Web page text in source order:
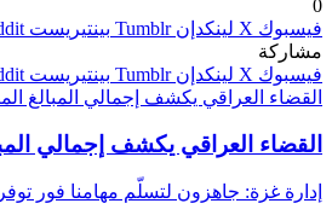
0
فيسبوك ‫X لينكدإن بينتيريست
مشاركة
فيسبوك ‫X لينكدإن بينتيريست
القضاء العراقي يكشف إجمالي المبالغ
القضاء العراقي يكشف إجمالي
إدارة غزة: جاهزون لتسلّم مهامنا فور توفر